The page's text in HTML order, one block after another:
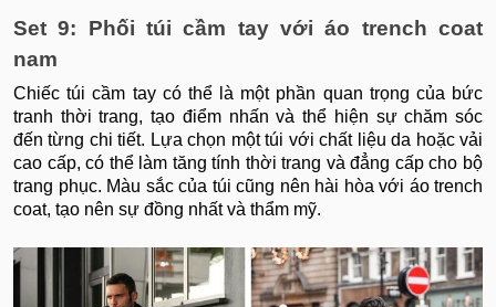
Set 9: Phối túi cầm tay với áo trench coat
nam
Chiếc túi cầm tay có thể là một phần quan trọng của bức
tranh thời trang, tạo điểm nhấn và thể hiện sự chăm sóc
đến từng chi tiết. Lựa chọn một túi với chất liệu da hoặc vải
cao cấp, có thể làm tăng tính thời trang và đẳng cấp cho bộ
trang phục. Màu sắc của túi cũng nên hài hòa với áo trench
coat, tạo nên sự đồng nhất và thẩm mỹ.